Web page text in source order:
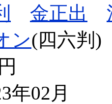
金正出
ン(四六判)
年02月